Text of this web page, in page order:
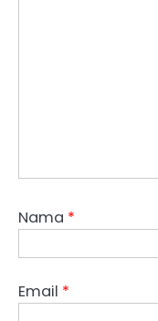
Nama *
Email *